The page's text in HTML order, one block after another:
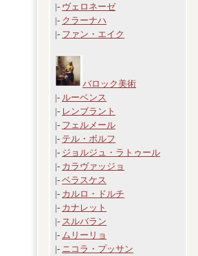
|- ヴェロネーゼ
|- クラーナハ
|- ファン・エイク
バロック美術
|- ルーベンス
|- レンブラント
|- フェルメール
|- テル・ボルフ
|- ジョルジュ・ラトゥール
|- カラヴァッジョ
|- ベラスケス
|- カルロ・ドルチ
|- カナレット
|- スルバラン
|- ムリーリョ
|- ニコラ・プッサン